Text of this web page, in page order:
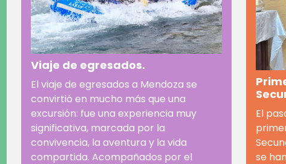
Viaje de egresados.
El viaje de egresados a Mendoza se
convirtió en mucho más que una
excursión: fue una experiencia muy
significativa, marcada por la
convivencia, la aventura y la vida
compartida. Acompañados por el
El
se